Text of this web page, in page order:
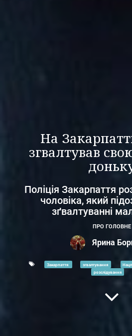
На
згвалтував
Поліція Закарпаття
чоловіка, який
зґвалтуванні
ПРО ГОЛОВНЕ
Ярина
Закарпаття згвалтування
розслідування